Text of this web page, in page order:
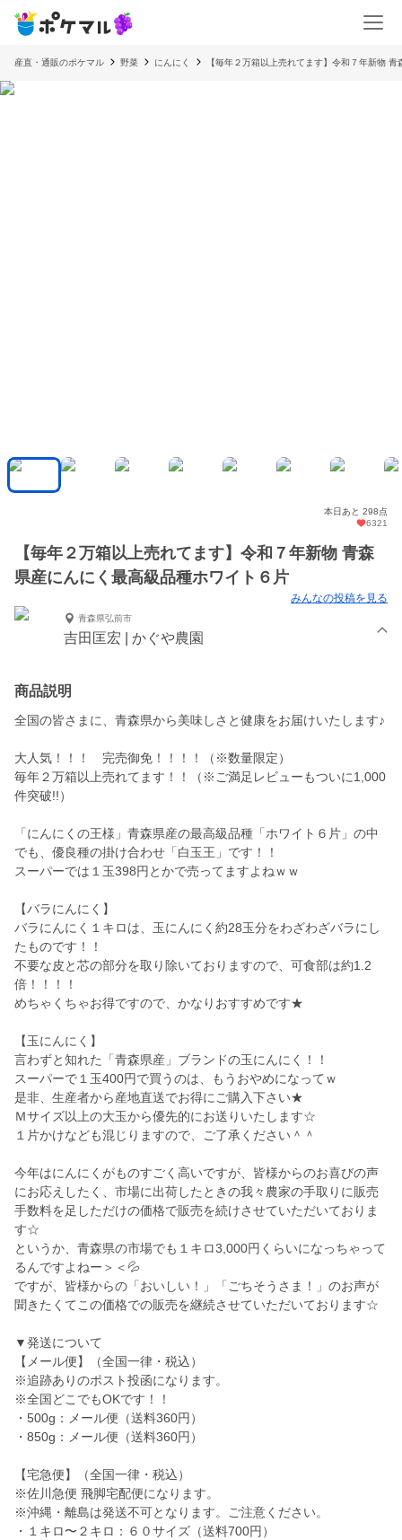
産直・通販のポケマル 野菜 にんにく 【毎年２万箱以上売れてます】令和７年新物
本日あと 298点
6321
【毎年２万箱以上売れてます】令和７年新物 青森
県産にんにく最高級品種ホワイト６片
みんなの投稿を見る
青森県弘前市
吉田匡宏 | かぐや農園
商品説明
全国の皆さまに、青森県から美味しさと健康をお届けいたします♪
大人気！！！ 完売御免！！！！（※数量限定）
毎年２万箱以上売れてます！！（※ご満足レビューもついに1,000
件突破!!）
「にんにくの王様」青森県産の最高級品種「ホワイト６片」の中
でも、優良種の掛け合わせ「白玉王」です！！
スーパーでは１玉398円とかで売ってますよねｗｗ
【バラにんにく】
バラにんにく１キロは、玉にんにく約28玉分をわざわざバラにし
たものです！！
不要な皮と芯の部分を取り除いておりますので、可食部は約1.2
倍！！！！
めちゃくちゃお得ですので、かなりおすすめです★
【玉にんにく】
言わずと知れた「青森県産」ブランドの玉にんにく！！
スーパーで１玉400円で買うのは、もうおやめになってｗ
是非、生産者から産地直送でお得にご購入下さい★
Ｍサイズ以上の大玉から優先的にお送りいたします☆
１片かけなども混じりますので、ご了承ください＾＾
今年はにんにくがものすごく高いですが、皆様からのお喜びの声
にお応えしたく、市場に出荷したときの我々農家の手取りに販売
手数料を足しただけの価格で販売を続けさせていただいておりま
す☆
というか、青森県の市場でも１キロ3,000円くらいになっちゃって
るんですよねー＞＜💦
ですが、皆様からの「おいしい！」「ごちそうさま！」のお声が
聞きたくてこの価格での販売を継続させていただいております☆
▼発送について
【メール便】（全国一律・税込）
※追跡ありのポスト投函になります。
※全国どこでもOKです！！
・500g：メール便（送料360円）
・850g：メール便（送料360円）
【宅急便】（全国一律・税込）
※佐川急便 飛脚宅配便になります。
※沖縄・離島は発送不可となります。ご注意ください。
・１キロ〜２キロ：６０サイズ（送料700円）